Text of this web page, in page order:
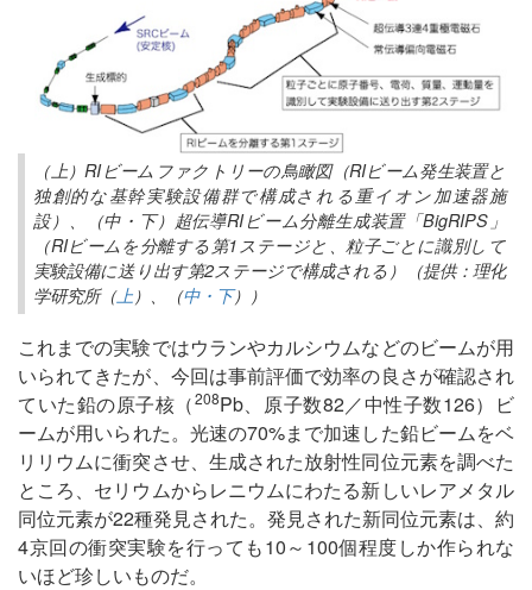
（上）RIビームファクトリーの鳥瞰図（RIビーム発生装置と
独創的な基幹実験設備群で構成される重イオン加速器施
設）、（中・下）超伝導RIビーム分離生成装置「BigRIPS」
（RIビームを分離する第1ステージと、粒子ごとに識別して
実験設備に送り出す第2ステージで構成される）（提供：理化
学研究所（上）、（中・下））
これまでの実験ではウランやカルシウムなどのビームが用
いられてきたが、今回は事前評価で効率の良さが確認され
ていた鉛の原子核（208Pb、原子数82／中性子数126）ビ
ームが用いられた。光速の70%まで加速した鉛ビームをベ
リリウムに衝突させ、生成された放射性同位元素を調べた
ところ、セリウムからレニウムにわたる新しいレアメタル
同位元素が22種発見された。発見された新同位元素は、約
4京回の衝突実験を行っても10～100個程度しか作られな
いほど珍しいものだ。